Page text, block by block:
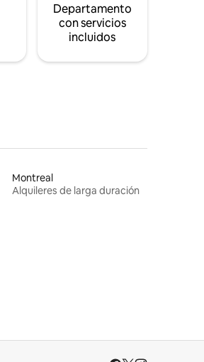
Departamento
con servicios
incluidos
Montreal
Alquileres de larga duración